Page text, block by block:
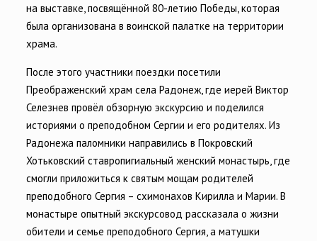
на выставке, посвящённой 80-летию Победы, которая
была организована в воинской палатке на территории
храма.
После этого участники поездки посетили
Преображенский храм села Радонеж, где иерей Виктор
Селезнев провёл обзорную экскурсию и поделился
историями о преподобном Сергии и его родителях. Из
Радонежа паломники направились в Покровский
Хотьковский ставропигиальный женский монастырь, где
смогли приложиться к святым мощам родителей
преподобного Сергия – схимонахов Кирилла и Марии. В
монастыре опытный экскурсовод рассказала о жизни
обители и семье преподобного Сергия, а матушки